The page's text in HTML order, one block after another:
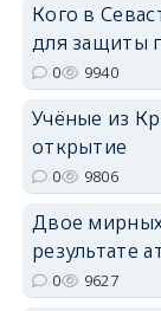
Кого в
для защиты
0 9940
Учёные из
открытие
0 9806
Двое
результате
0 9627